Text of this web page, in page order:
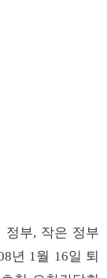
정부, 작은 정부
년 1월 16일 퇴